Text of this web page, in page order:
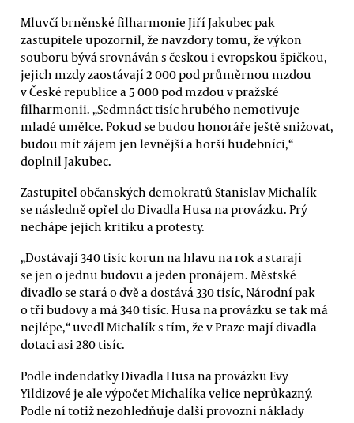
Mluvčí brněnské filharmonie Jiří Jakubec pak
zastupitele upozornil, že navzdory tomu, že výkon
souboru bývá srovnáván s českou i evropskou špičkou,
jejich mzdy zaostávají 2 000 pod průměrnou mzdou
v České republice a 5 000 pod mzdou v pražské
filharmonii. „Sedmnáct tisíc hrubého nemotivuje
mladé umělce. Pokud se budou honoráře ještě snižovat,
budou mít zájem jen levnější a horší hudebníci,“
doplnil Jakubec.
Zastupitel občanských demokratů Stanislav Michalík
se následně opřel do Divadla Husa na provázku. Prý
nechápe jejich kritiku a protesty.
„Dostávají 340 tisíc korun na hlavu na rok a starají
se jen o jednu budovu a jeden pronájem. Městské
divadlo se stará o dvě a dostává 330 tisíc, Národní pak
o tři budovy a má 340 tisíc. Husa na provázku se tak má
nejlépe,“ uvedl Michalík s tím, že v Praze mají divadla
dotaci asi 280 tisíc.
Podle indendatky Divadla Husa na provázku Evy
Yildizové je ale výpočet Michalíka velice neprůkazný.
Podle ní totiž nezohledňuje další provozní náklady